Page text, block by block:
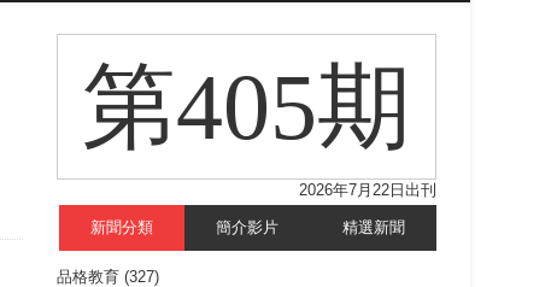
第405期
2026年7月22日出刊
新聞分類 簡介影片 精選新聞
品格教育 (327)